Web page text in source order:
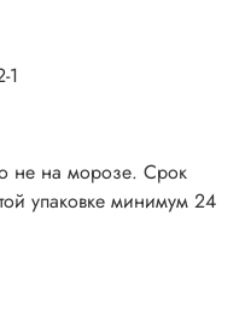
1
не на морозе. Срок
упаковке минимум 24